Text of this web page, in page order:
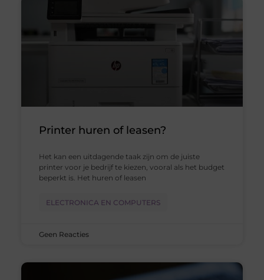
Printer huren of leasen?
Het kan een uitdagende taak zijn om de juiste
printer voor je bedrijf te kiezen, vooral als het budget
beperkt is. Het huren of leasen
ELECTRONICA EN COMPUTERS
Geen Reacties